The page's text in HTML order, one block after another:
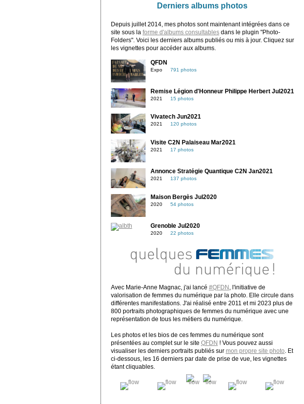
Derniers albums photos
Depuis juillet 2014, mes photos sont maintenant intégrées dans ce
site sous la forme d'albums consultablesdans le plugin "Photo-
Folders". Voici les derniers albums publiés ou mis à jour. Cliquez sur
les vignettes pour accéder aux albums.
QFDN
Expo 791 photos
Remise Légion d'Honneur Philippe Herbert Jul2021
2021 15 photos
Vivatech Jun2021
2021 120 photos
Visite C2N Palaiseau Mar2021
2021 17 photos
Annonce Stratégie Quantique C2N Jan2021
2021 137 photos
Maison Bergès Jul2020
2020 54 photos
Grenoble Jul2020
2020 22 photos
Avec Marie-Anne Magnac, j'ai lancé #QFDN
, l'initiative de
valorisation de femmes du numérique par la photo. Elle circule dans
différentes manifestations. J'ai réalisé entre 2011 et mi 2023 plus de
800 portraits photographiques de femmes du numérique avec une
représentation de tous les métiers du numérique.
Les photos et les bios de ces femmes du numérique sont
présentées au complet sur le site QFDN ! Vous pouvez aussi
visualiser les derniers portraits publiés sur mon propre site photo . Et
ci-dessous, les 16 derniers par date de prise de vue, les vignettes
étant cliquables.